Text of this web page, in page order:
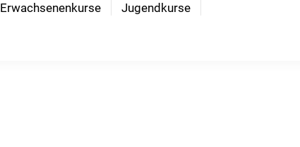
Erwachsenenkurse Jugendkurse